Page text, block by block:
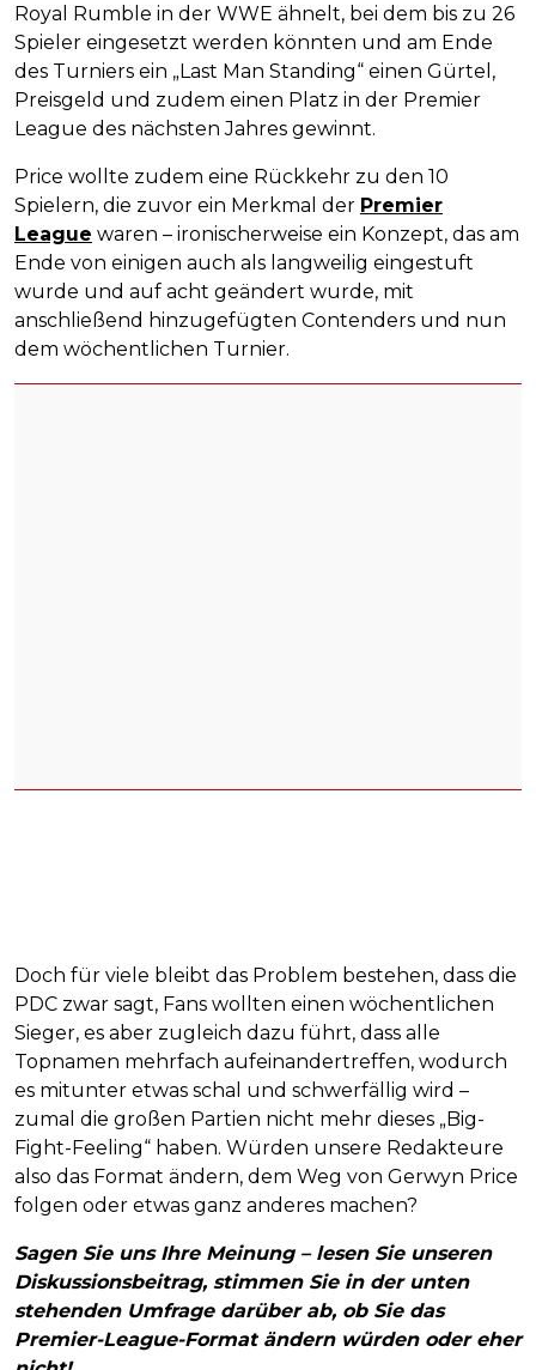
Royal Rumble in der WWE ähnelt, bei dem bis zu 26
Spieler eingesetzt werden könnten und am Ende
des Turniers ein „Last Man Standing“ einen Gürtel,
Preisgeld und zudem einen Platz in der Premier
League des nächsten Jahres gewinnt.
Price wollte zudem eine Rückkehr zu den 10
Spielern, die zuvor ein Merkmal der Premier
League waren – ironischerweise ein Konzept, das am
Ende von einigen auch als langweilig eingestuft
wurde und auf acht geändert wurde, mit
anschließend hinzugefügten Contenders und nun
dem wöchentlichen Turnier.
Doch für viele bleibt das Problem bestehen, dass die
PDC zwar sagt, Fans wollten einen wöchentlichen
Sieger, es aber zugleich dazu führt, dass alle
Topnamen mehrfach aufeinandertreffen, wodurch
es mitunter etwas schal und schwerfällig wird –
zumal die großen Partien nicht mehr dieses „Big-
Fight-Feeling“ haben. Würden unsere Redakteure
also das Format ändern, dem Weg von Gerwyn Price
folgen oder etwas ganz anderes machen?
Sagen Sie uns Ihre Meinung – lesen Sie unseren
Diskussionsbeitrag, stimmen Sie in der unten
stehenden Umfrage darüber ab, ob Sie das
Premier-League-Format ändern würden oder eher